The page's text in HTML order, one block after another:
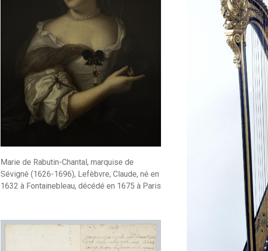
Marie de Rabutin-Chantal, marquise de
Sévigné (1626-1696), Lefèbvre, Claude, né en
1632 à Fontainebleau, décédé en 1675 à Paris